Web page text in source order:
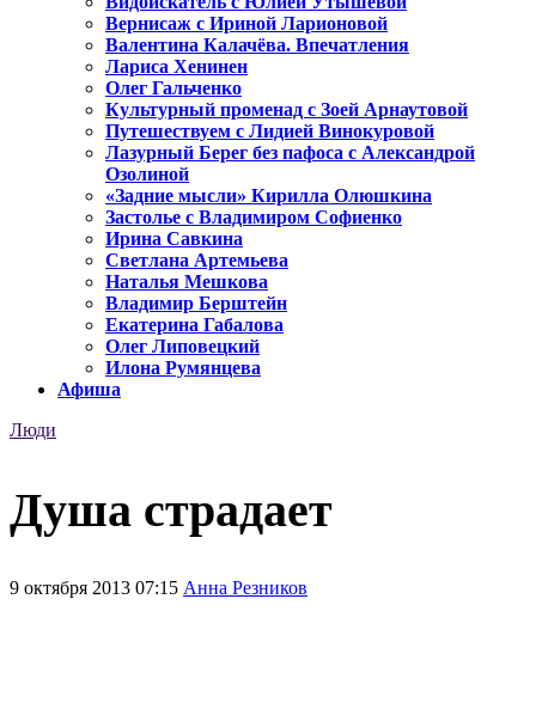
Вернисаж с Ириной Ларионовой
Валентина Калачёва. Впечатления
Лариса Хенинен
Олег Гальченко
Культурный променад с Зоей Арнаутовой
Путешествуем с Лидией Винокуровой
Лазурный Берег без пафоса с Александрой
Озолиной
«Задние мысли» Кирилла Олюшкина
Застолье с Владимиром Софиенко
Ирина Савкина
Светлана Артемьева
Наталья Мешкова
Владимир Берштейн
Екатерина Габалова
Олег Липовецкий
Илона Румянцева
Афиша
Люди
Душа страдает
9 октября 2013 07:15 Анна Резников